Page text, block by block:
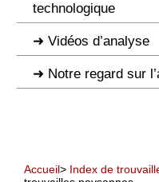
technologique
Vidéos d’analyse
Notre regard sur
Accueil> Index de